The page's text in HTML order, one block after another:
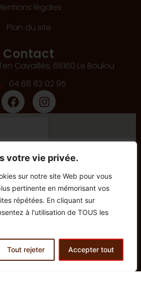
votre vie privée.
sur notre site Web pour vous
pertinente en mémorisant vos
répétées. En cliquant sur
à l'utilisation de TOUS les
Tout rejeter Accepter tout
légales
Plan du site
Contact
Cavaillès, 66160 Le Boulou
04 68 83 02 95